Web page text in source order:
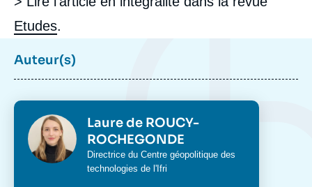
Etudes.
Auteur(s)
Photo
Laure de ROUCY-
ROCHEGONDE
Intitulé
du
Directrice du Centre géopolitique des
technologies de l'Ifri